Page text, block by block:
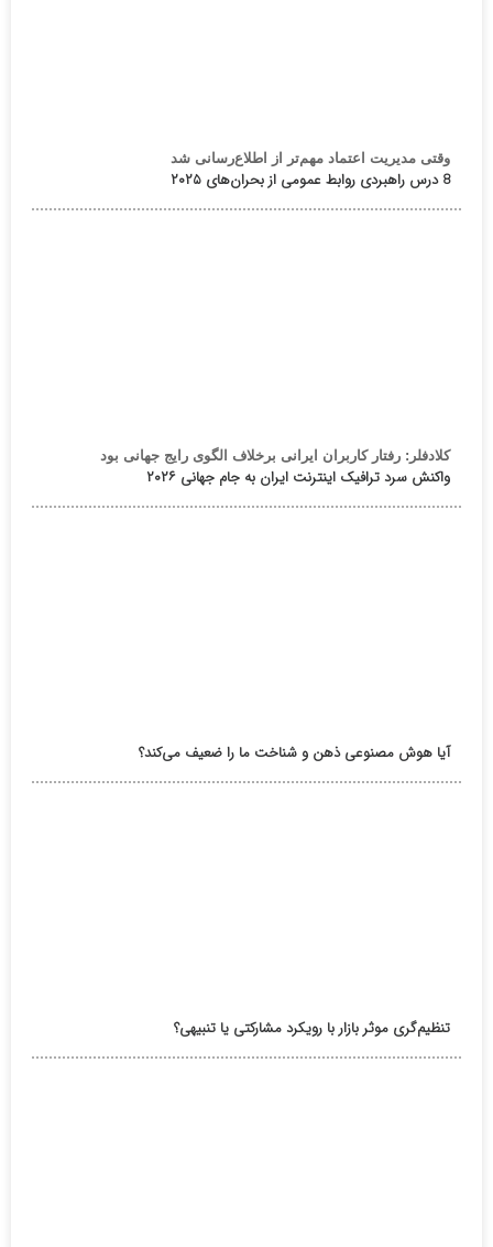
وقتی مدیریت اعتماد مهم‌تر از اطلاع‌رسانی شد
8 درس راهبردی روابط عمومی از بحران‌های ۲۰۲۵
کلادفلر: رفتار کاربران ایرانی برخلاف الگوی رایج جهانی بود
واکنش سرد ترافیک اینترنت ایران به جام جهانی ۲۰۲۶
آیا هوش مصنوعی ذهن و شناخت ما را ضعیف می‌کند؟
تنظیم‌گری موثر بازار با رویکرد مشارکتی یا تنبیهی؟